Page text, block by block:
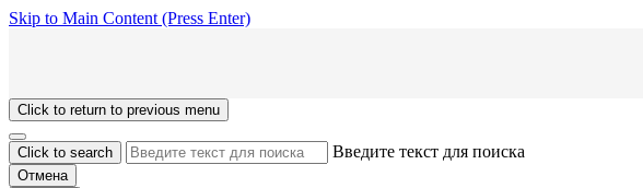
Skip to Main Content (Press Enter)
Click to return to previous menu
Click to search Введите текст для поиска
Отмена